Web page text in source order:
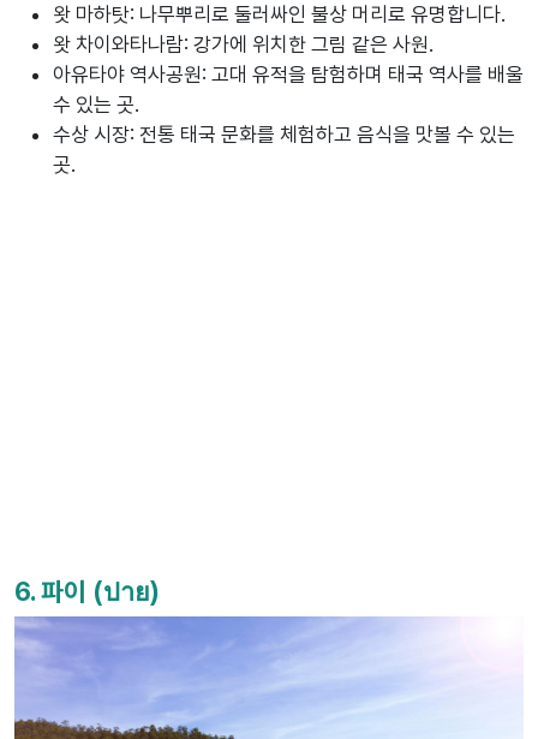
왓 마하탓: 나무뿌리로 둘러싸인 불상 머리로 유명합니다.
왓 차이와타나람: 강가에 위치한 그림 같은 사원.
아유타야 역사공원: 고대 유적을 탐험하며 태국 역사를 배울
수 있는 곳.
수상 시장: 전통 태국 문화를 체험하고 음식을 맛볼 수 있는
곳.
6. 파이 (ปาย)